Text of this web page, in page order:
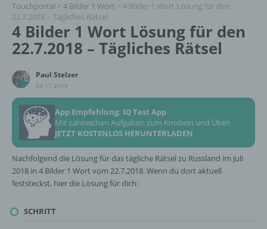
Touchportal > 4 Bilder 1 Wort > 4 Bilder 1 Wort Lösung für den
22.7.2018 – Tägliches Rätsel
4 Bilder 1 Wort Lösung für den
22.7.2018 – Tägliches Rätsel
Paul Stelzer
09.11.2019
App Empfehlung: IQ Test App
Mit zahlreichen Aufgaben zum Knobeln und Üben
JETZT KOSTENLOS HERUNTERLADEN
Nachfolgend die Lösung für das tägliche Rätsel zu Russland im Juli
2018 in 4 Bilder 1 Wort vom 22.7.2018. Wenn du dort aktuell
feststeckst, hier die Lösung für dich:
SCHRITT